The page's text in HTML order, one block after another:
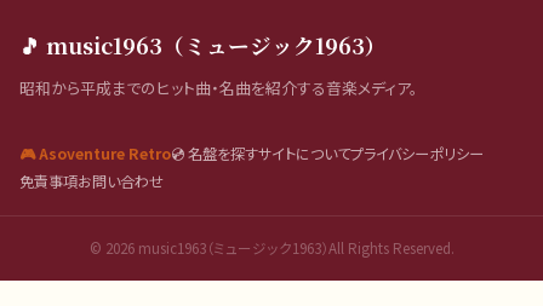
🎵 music1963（ミュージック1963）
昭和から平成までのヒット曲・名曲を紹介する音楽メディア。
🎮 Asoventure Retro💿 名盤を探すサイトについてプライバシーポリシー
免責事項お問い合わせ
© 2026music1963（ミュージック1963）All Rights Reserved.